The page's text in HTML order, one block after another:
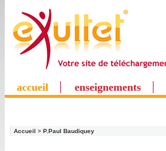
accueil enseignements
Accueil > P.Paul Baudiquey